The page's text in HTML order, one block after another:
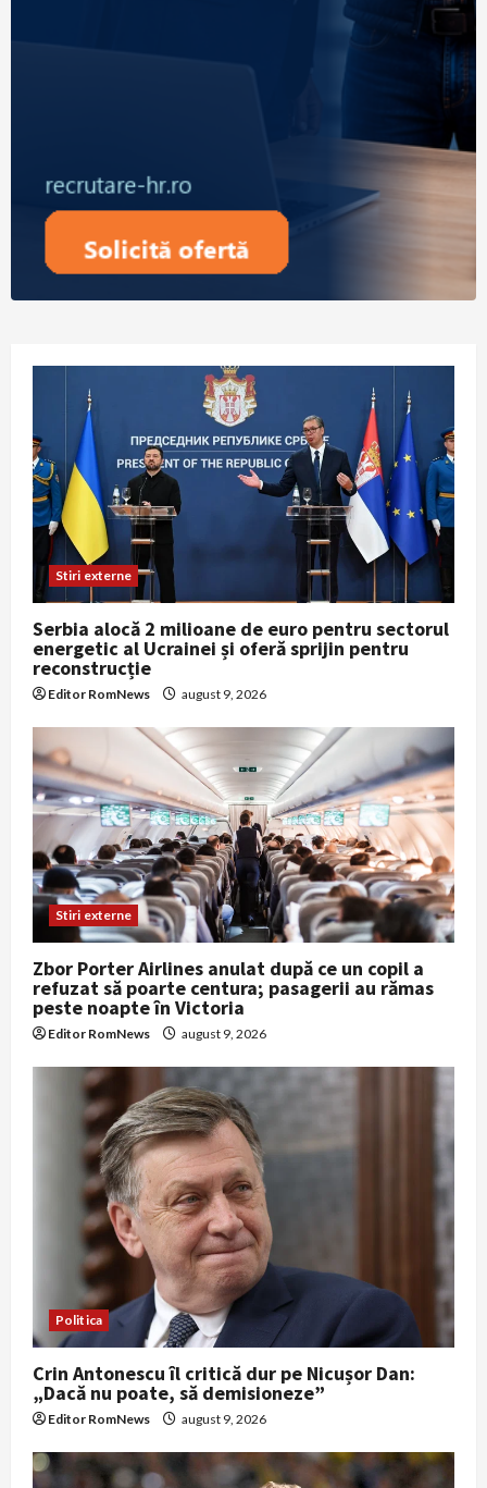
Stiri externe
Serbia alocă 2 milioane de euro pentru sectorul
energetic al Ucrainei și oferă sprijin pentru
reconstrucție
Editor RomNews august 9, 2026
Stiri externe
Zbor Porter Airlines anulat după ce un copil a
refuzat să poarte centura; pasagerii au rămas
peste noapte în Victoria
Editor RomNews august 9, 2026
Politica
Crin Antonescu îl critică dur pe Nicușor Dan:
„Dacă nu poate, să demisioneze”
Editor RomNews august 9, 2026